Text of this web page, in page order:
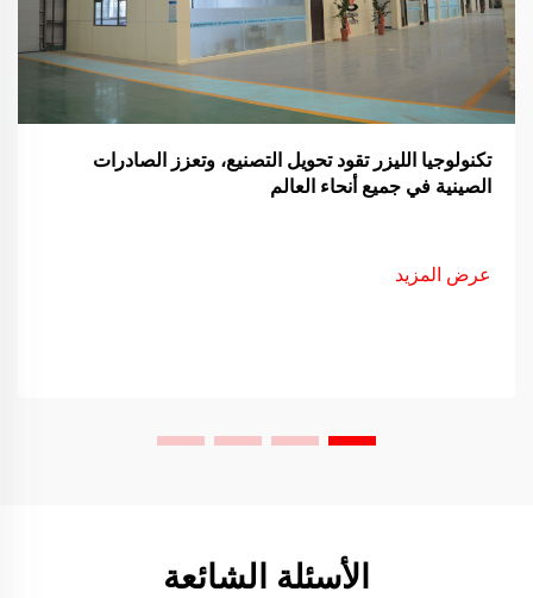
تكنولوجيا الليزر تقود تحويل التصنيع، وتعزز الصادرات
الصينية في جميع أنحاء العالم
عرض المزيد
الأسئلة الشائعة